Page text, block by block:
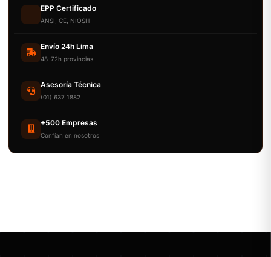
EPP Certificado
ANSI, CE, NIOSH
Envío 24h Lima
48-72h provincias
Asesoría Técnica
(01) 637 1882
+500 Empresas
Confían en nosotros